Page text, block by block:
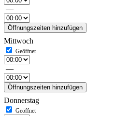
—
Öffnungszeiten hinzufügen
Mittwoch
—
Öffnungszeiten hinzufügen
Donnerstag